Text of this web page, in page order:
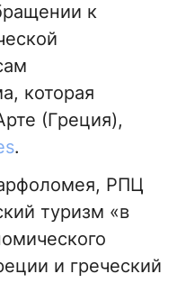
к
которая
(Греция),
.
РПЦ
туризм «в
и греческий